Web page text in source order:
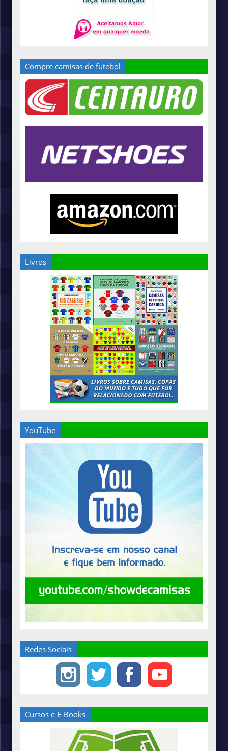
Compre camisas de futebol
Livros
YouTube
Redes Sociais
Cursos e E-Books